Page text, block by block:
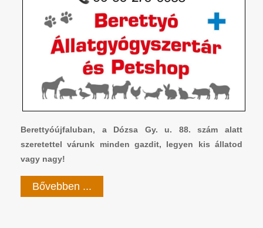
Berettyóújfaluban, a Dózsa Gy. u. 88. szám alatt
szeretettel várunk minden gazdit, legyen kis állatod
vagy nagy!
Bővebben ...